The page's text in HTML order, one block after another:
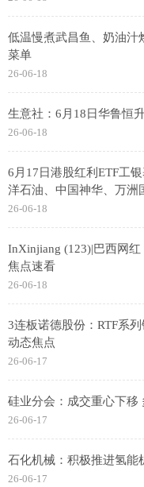
低温慢煮武昌鱼、奶油汁
菜单
26-06-18
生意社：6月18日华鲁恒
26-06-18
6月17日港股红利ETF工
洋石油、中国神华、万洲
26-06-18
InXinjiang (123)|巴西网红
焦点速看
26-06-18
3连板诺德股份：RTF系
动态焦点
26-06-17
硅业分会：成交重心下移
26-06-17
石化机械：积极推进氢能
26-06-17